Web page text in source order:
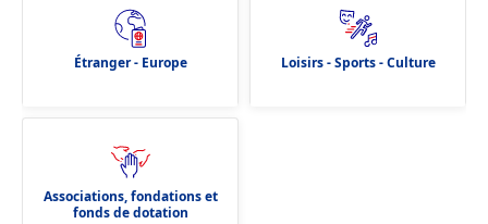
Étranger - Europe Loisirs - Sports - Culture
Associations, fondations et
fonds de dotation